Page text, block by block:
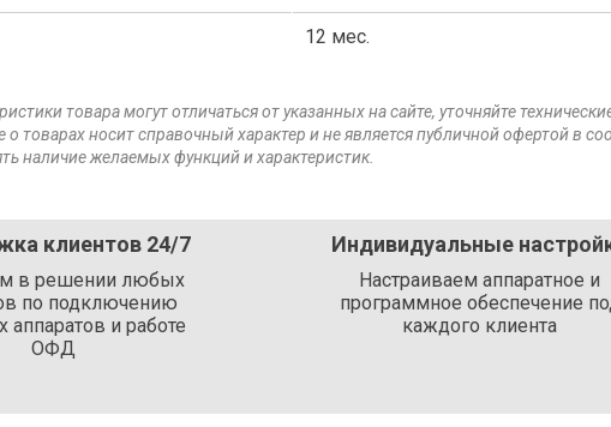
12 мес.
товара могут отличаться от указанных на сайте, уточняйте
о товарах носит справочный характер и не является публичной офертой в
наличие желаемых функций и характеристик.
клиентов 24/7
в решении любых
по подключению
аппаратов и работе
ОФД
Индивидуальные
Настраиваем аппаратное и
программное обеспечение
каждого клиента